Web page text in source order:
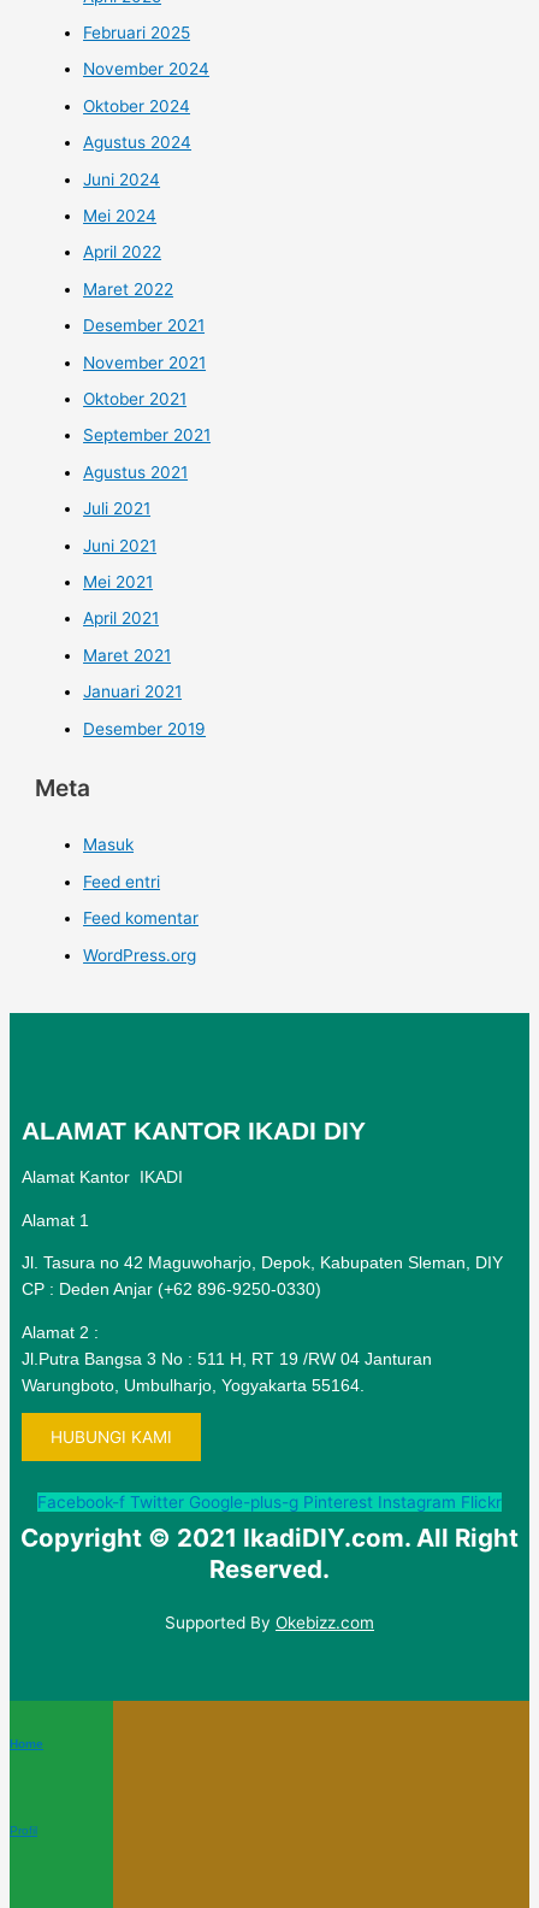
Februari 2025
November 2024
Oktober 2024
Agustus 2024
Juni 2024
Mei 2024
April 2022
Maret 2022
Desember 2021
November 2021
Oktober 2021
September 2021
Agustus 2021
Juli 2021
Juni 2021
Mei 2021
April 2021
Maret 2021
Januari 2021
Desember 2019
Meta
Masuk
Feed entri
Feed komentar
WordPress.org
ALAMAT KANTOR IKADI DIY
Alamat Kantor IKADI
Alamat 1
Jl. Tasura no 42 Maguwoharjo, Depok, Kabupaten Sleman, DIY
CP : Deden Anjar (+62 896-9250-0330)
Alamat 2 :
Jl.Putra Bangsa 3 No : 511 H, RT 19 /RW 04 Janturan
Warungboto, Umbulharjo, Yogyakarta 55164.
HUBUNGI KAMI
Facebook-f Twitter Google-plus-g Pinterest Instagram Flickr
Copyright © 2021 IkadiDIY.com. All Right
Reserved.
Supported By Okebizz.com
Home
Profil